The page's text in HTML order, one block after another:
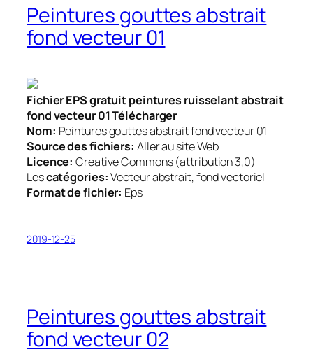
Peintures gouttes abstrait
fond vecteur 01
Fichier EPS gratuit peintures ruisselant abstrait
fond vecteur 01 Télécharger
Nom: Peintures gouttes abstrait fond vecteur 01
Source des fichiers: Aller au site Web
Licence: Creative Commons (attribution 3,0)
Lescatégories:Vecteur abstrait, fond vectoriel
Format de fichier: Eps
2019-12-25
Peintures gouttes abstrait
fond vecteur 02